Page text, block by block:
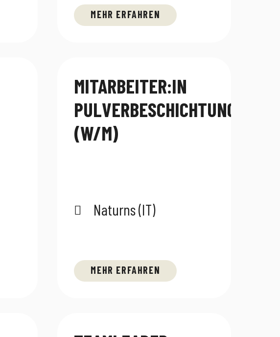
MEHR ERFAHREN
MITARBEITER:IN
PULVERBESCHICHTUNG
(W/M)
Naturns (IT)
MEHR ERFAHREN